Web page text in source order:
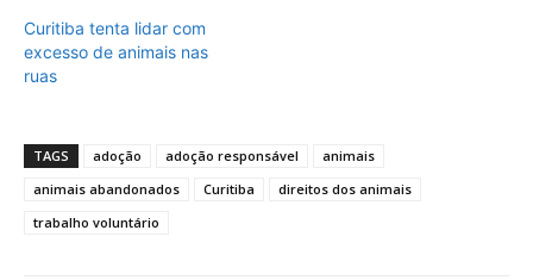
Curitiba tenta lidar com
excesso de animais nas
ruas
TAGS adoção adoção responsável
animais
animais abandonados
Curitiba
direitos dos animais
trabalho voluntário